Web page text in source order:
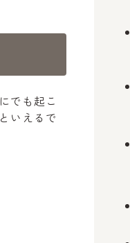
でも起こ
いえるで